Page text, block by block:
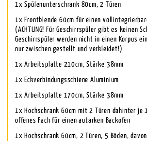
1x Spülenunterschrank 80cm, 2 Türen
1x Frontblende 60cm für einen
(ACHTUNG! Für Geschirrspüler gibt es keinen
Geschirrspüler werden nicht in einen Korpus
nur zwischen gestellt und verkleidet!)
1x Arbeitsplatte 210cm, Stärke 38mm
1x Eckverbindungsschiene Aluminium
1x Arbeitsplatte 170cm, Stärke 38mm
1x Hochschrank 60cm mit 2 Türen dahinter je
offenes Fach für einen autarken Backofen
1x Hochschrank 60cm, 2 Türen, 5 Böden,